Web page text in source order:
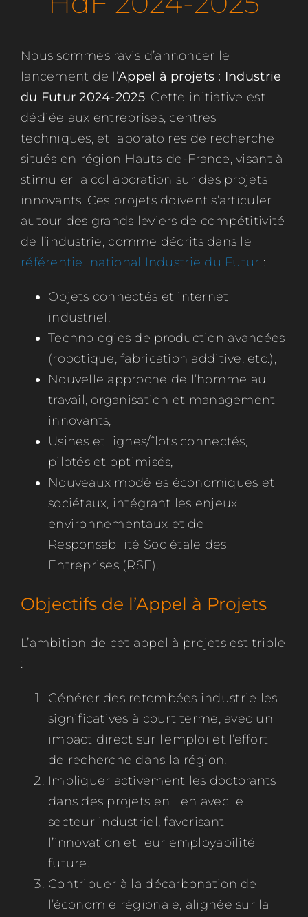
Nous sommes ravis d’annoncer le
lancement de l’Appel à projets : Industrie
du Futur 2024-2025. Cette initiative est
dédiée aux entreprises, centres
techniques, et laboratoires de recherche
situés en région Hauts-de-France, visant à
stimuler la collaboration sur des projets
innovants. Ces projets doivent s’articuler
autour des grands leviers de compétitivité
de l’industrie, comme décrits dans le
référentiel national Industrie du Futur :
Objets connectés et internet
industriel,
Technologies de production avancées
(robotique, fabrication additive, etc.),
Nouvelle approche de l’homme au
travail, organisation et management
innovants,
Usines et lignes/îlots connectés,
pilotés et optimisés,
Nouveaux modèles économiques et
sociétaux, intégrant les enjeux
environnementaux et de
Responsabilité Sociétale des
Entreprises (RSE).
Objectifs de l’Appel à Projets
L’ambition de cet appel à projets est triple
:
Générer des retombées industrielles
significatives à court terme, avec un
impact direct sur l’emploi et l’effort
de recherche dans la région.
Impliquer activement les doctorants
dans des projets en lien avec le
secteur industriel, favorisant
l’innovation et leur employabilité
future.
Contribuer à la décarbonation de
l’économie régionale, alignée sur la